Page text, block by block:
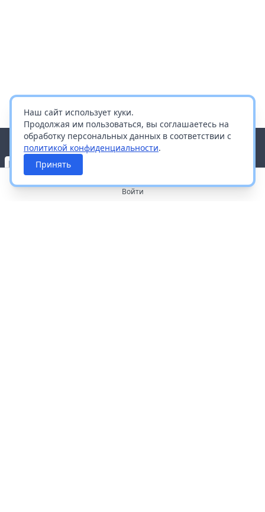
Наш сайт использует куки.
Продолжая им пользоваться, вы соглашаетесь на
обработку персональных данных в соответствии с
политикой конфиденциальности.
Принять
Войти